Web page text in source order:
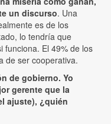
un discurso. Una
es de los
lo tendría que
funciona. El 49% de los
de ser cooperativa.
de gobierno. Yo
gerente que la
ajuste), ¿quién